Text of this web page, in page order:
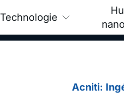
Technologie
Acniti: